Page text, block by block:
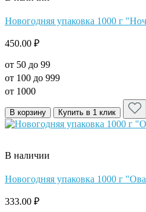
Новогодняя упаковка 1000 г
450.00 ₽
от 50 до 99
от 100 до 999
от 1000
В корзину Купить в 1 клик
В наличии
Новогодняя упаковка 1000 г
333.00 ₽